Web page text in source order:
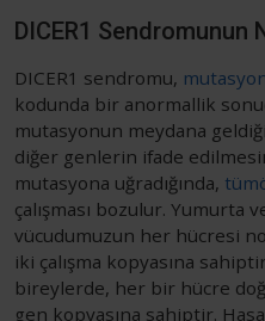
DICER1 Sendromunun
DICER1 sendromu,
kodunda bir anormallik
mutasyonun meydana
diğer genlerin ifade
mutasyona uğradığında,
çalışması bozulur. Yumurta
vücudumuzun her hücresi
iki çalışma kopyasına
bireylerde, her bir hücre
gen kopyasına sahiptir.